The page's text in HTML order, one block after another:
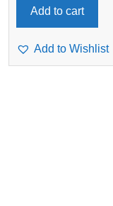
Add to cart
Add to Wishlist